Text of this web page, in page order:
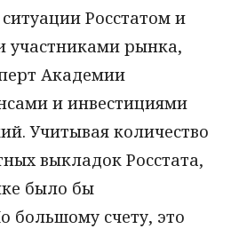
Росстатом и
участниками рынка,
Академии
и инвестициями
Учитывая количество
выкладок Росстата,
было бы
большому счету, это